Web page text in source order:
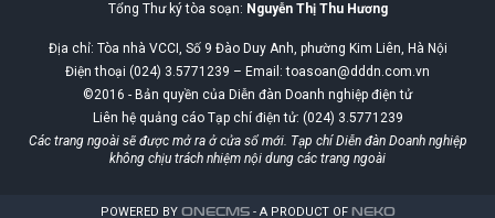
Tổng Thư ký tòa soạn: Nguyễn Thị Thu Hương
Địa chỉ: Tòa nhà VCCI, Số 9 Đào Duy Anh, phường Kim Liên, Hà Nội
Điện thoại (024) 3.5771239 – Email: toasoan@dddn.com.vn
©2016 - Bản quyền của Diễn đàn Doanh nghiệp điện tử
Liên hệ quảng cáo Tạp chí điện tử: (024) 3.5771239
Các trang ngoài sẽ được mở ra ở cửa sổ mới. Tạp chí Diễn đàn Doanh nghiệp
không chịu trách nhiệm nội dung các trang ngoài
POWERED BY ONECMS- A PRODUCT OF NEKO